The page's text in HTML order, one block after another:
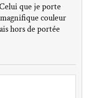
que je porte
couleur
hors de portée